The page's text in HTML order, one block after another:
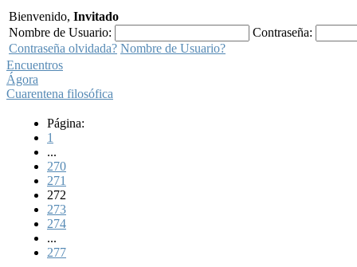
Bienvenido, Invitado
Nombre de Usuario:
Contraseña:
Contraseña olvidada? Nombre de Usuario?
Encuentros
Ágora
Cuarentena filosófica
Página:
1
...
270
271
272
273
274
...
277